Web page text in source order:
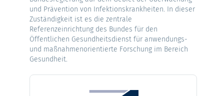
und Prävention von Infektionskrankheiten. In dieser
Zuständigkeit ist es die zentrale
Referenzeinrichtung des Bundes für den
Öffentlichen Gesundheitsdienst für anwendungs-
und maßnahmenorientierte Forschung im Bereich
Gesundheit.